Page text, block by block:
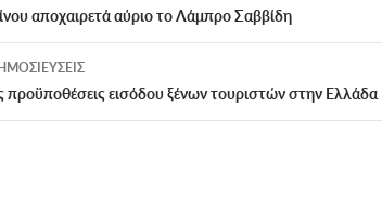
αποχαιρετά αύριο το Λάμπρο Σαββίδη
προϋποθέσεις εισόδου ξένων τουριστών στην Ελλάδα